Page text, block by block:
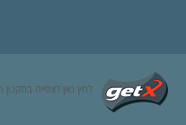
לחץ כאן לצפייה